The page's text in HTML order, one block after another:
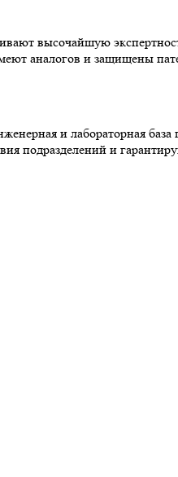
высочайшую
аналогов и защищены
и лабораторная
подразделений и